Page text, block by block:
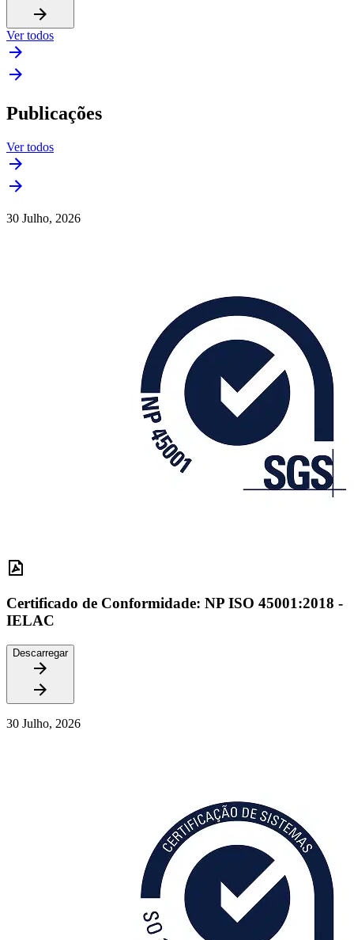
Ver todos
Publicações
Ver todos
30 Julho, 2026
Certificado de Conformidade: NP ISO 45001:2018 -
IELAC
Descarregar
30 Julho, 2026